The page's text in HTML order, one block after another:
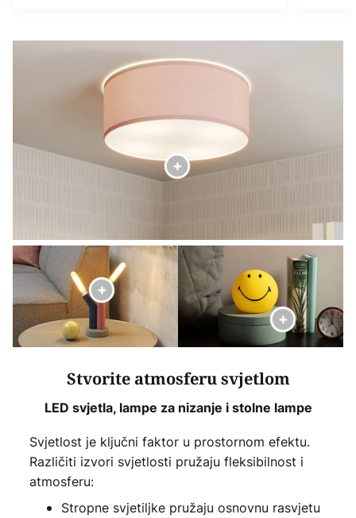
Stvorite atmosferu svjetlom
LED svjetla, lampe za nizanje i stolne lampe
Svjetlost je ključni faktor u prostornom efektu.
Različiti izvori svjetlosti pružaju fleksibilnost i
atmosferu:
Stropne svjetiljke pružaju osnovnu rasvjetu